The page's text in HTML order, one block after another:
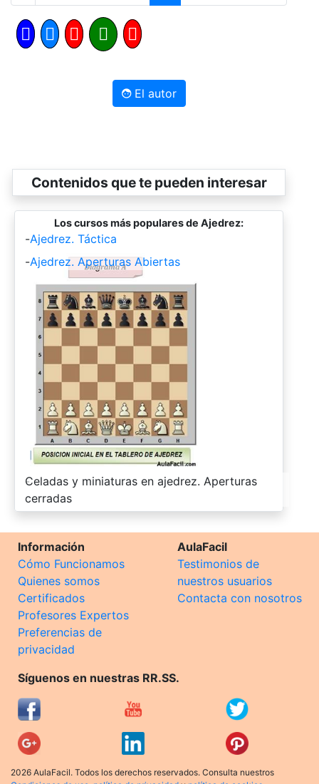
El autor
Contenidos que te pueden interesar
Los cursos más populares de Ajedrez:
-Ajedrez. Táctica
-Ajedrez. Aperturas Abiertas
-
Celadas y miniaturas en ajedrez. Aperturas
cerradas
Información
Cómo Funcionamos
Quienes somos
Certificados
Profesores Expertos
Preferencias de
privacidad
AulaFacil
Testimonios de
nuestros usuarios
Contacta con nosotros
Síguenos en nuestras RR.SS.
2026 AulaFacil. Todos los derechos reservados. Consulta nuestros